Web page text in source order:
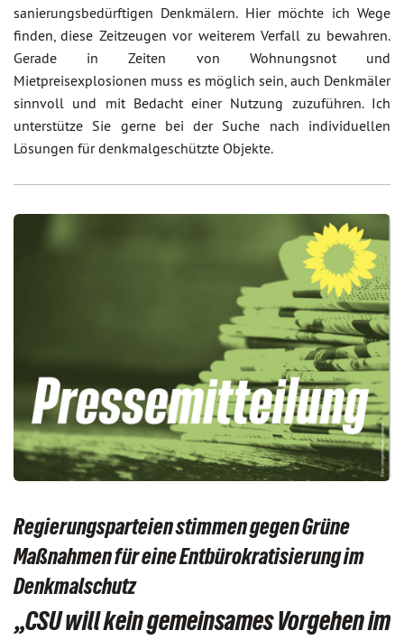
sanierungsbedürftigen Denkmälern. Hier möchte ich Wege
finden, diese Zeitzeugen vor weiterem Verfall zu bewahren.
Gerade in Zeiten von Wohnungsnot und
Mietpreisexplosionen muss es möglich sein, auch Denkmäler
sinnvoll und mit Bedacht einer Nutzung zuzuführen. Ich
unterstütze Sie gerne bei der Suche nach individuellen
Lösungen für denkmalgeschützte Objekte.
Regierungsparteien stimmen gegen Grüne
Maßnahmen für eine Entbürokratisierung im
Denkmalschutz
„CSU will kein gemeinsames Vorgehen im